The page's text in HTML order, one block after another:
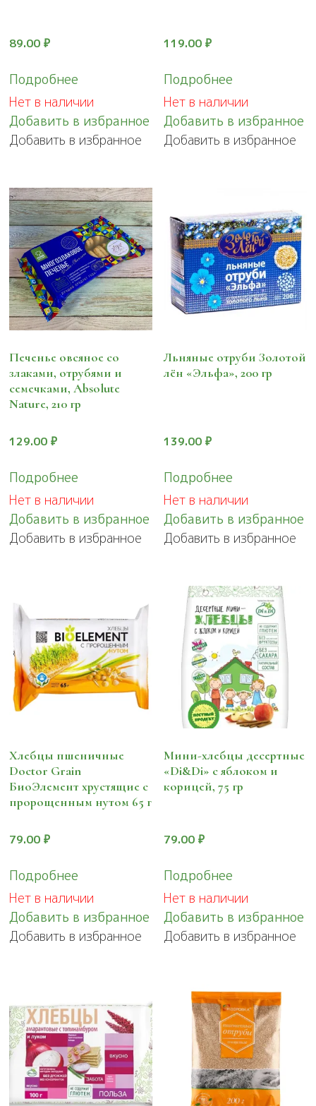
89.00 ₽
Подробнее
Нет в наличии
Добавить в избранное
Добавить в избранное
119.00₽
Подробнее
Нет в наличии
Добавить в избранное
Добавить в избранное
Печенье овсяное со
злаками, отрубями и
семечками, Absolute
Nature, 210 гр
129.00 ₽
Подробнее
Нет в наличии
Добавить в избранное
Добавить в избранное
Льняные отруби Золотой
лён «Эльфа», 200 гр
139.00₽
Подробнее
Нет в наличии
Добавить в избранное
Добавить в избранное
Хлебцы пшеничные
Doctor Grain
БиоЭлемент хрустящие с
пророщенным нутом 65 г
79.00 ₽
Подробнее
Нет в наличии
Добавить в избранное
Добавить в избранное
Мини-хлебцы десертные
«Di&Di» с яблоком и
корицей, 75 гр
79.00₽
Подробнее
Нет в наличии
Добавить в избранное
Добавить в избранное